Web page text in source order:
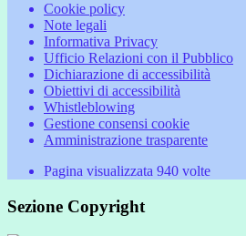
Cookie policy
Note legali
Informativa Privacy
Ufficio Relazioni con il Pubblico
Dichiarazione di accessibilità
Obiettivi di accessibilità
Whistleblowing
Gestione consensi cookie
Amministrazione trasparente
Pagina visualizzata 940 volte
Sezione Copyright